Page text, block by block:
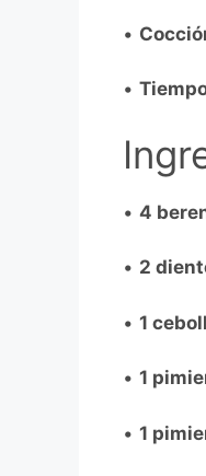
•
•
• 4
• 2
• 1
• 1
• 1